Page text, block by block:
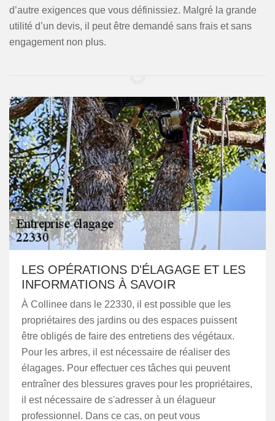
d’autre exigences que vous définissiez. Malgré la grande
utilité d’un devis, il peut être demandé sans frais et sans
engagement non plus.
LES OPÉRATIONS D'ÉLAGAGE ET LES
INFORMATIONS À SAVOIR
À Collinee dans le 22330, il est possible que les
propriétaires des jardins ou des espaces puissent
être obligés de faire des entretiens des végétaux.
Pour les arbres, il est nécessaire de réaliser des
élagages. Pour effectuer ces tâches qui peuvent
entraîner des blessures graves pour les propriétaires,
il est nécessaire de s'adresser à un élagueur
professionnel. Dans ce cas, on peut vous